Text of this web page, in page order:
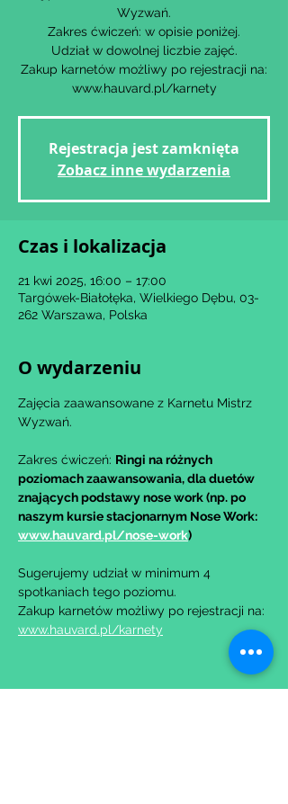
Wyzwań.
Zakres ćwiczeń: w opisie poniżej.
Udział w dowolnej liczbie zajęć.
Zakup karnetów możliwy po rejestracji na:
www.hauvard.pl/karnety
Rejestracja jest zamknięta
Zobacz inne wydarzenia
Czas i lokalizacja
21 kwi 2025, 16:00 – 17:00
Targówek-Białołęka, Wielkiego Dębu, 03-
262 Warszawa, Polska
O wydarzeniu
Zajęcia zaawansowane z Karnetu Mistrz
Wyzwań.
Zakres ćwiczeń: Ringi na różnych
poziomach zaawansowania, dla duetów
znających podstawy nose work (np. po
naszym kursie stacjonarnym Nose Work:
www.hauvard.pl/nose-work)
Sugerujemy udział w minimum 4
spotkaniach tego poziomu.
Zakup karnetów możliwy po rejestracji na:
www.hauvard.pl/karnety